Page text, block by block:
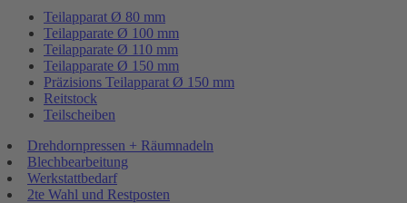
Teilapparat Ø 80 mm
Teilapparate Ø 100 mm
Teilapparate Ø 110 mm
Teilapparate Ø 150 mm
Präzisions Teilapparat Ø 150 mm
Reitstock
Teilscheiben
Drehdornpressen + Räumnadeln
Blechbearbeitung
Werkstattbedarf
2te Wahl und Restposten